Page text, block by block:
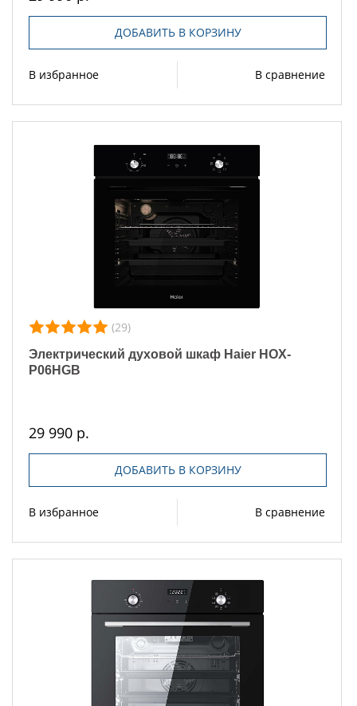
ДОБАВИТЬ В КОРЗИНУ
В избранное В сравнение
(29)
Электрический духовой шкаф Haier HOX-
P06HGB
29 990 р.
ДОБАВИТЬ В КОРЗИНУ
В избранное В сравнение